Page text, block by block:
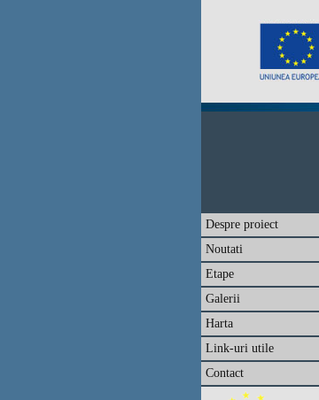
Despre proiect
Noutati
Etape
Galerii
Harta
Link-uri utile
Contact